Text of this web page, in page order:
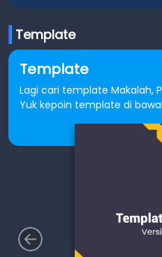
Template
Template
Lagi cari template Makalah,
Yuk kepoin template di